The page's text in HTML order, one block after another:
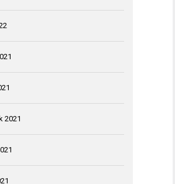
2021